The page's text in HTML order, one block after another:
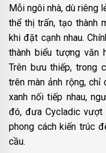
Mỗi ngôi nhà, dù riêng
thể thị trấn, tạo thành
khi đặt cạnh nhau.
thành biểu tượng văn
Trên bưu thiếp, trong
trên màn ảnh rộng, chỉ
xanh nối tiếp nhau,
đó, đưa Cycladic vượt
phong cách kiến trúc
cầu.